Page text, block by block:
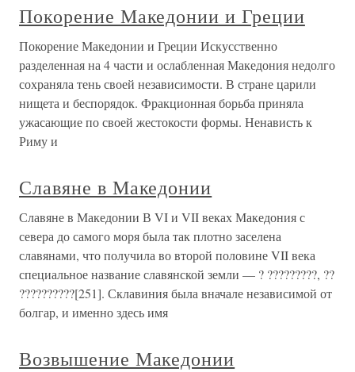
Покорение Македонии и Греции
Покорение Македонии и Греции Искусственно
разделенная на 4 части и ослабленная Македония недол­го
сохраняла тень своей независимости. В стране царили
нищета и беспо­рядок. Фракционная борьба приняла
ужасающие по своей жестокости фор­мы. Ненависть к
Риму и
Славяне в Македонии
Славяне в Македонии В VI и VII веках Македония с
севера до самого моря была так плотно заселена
славянами, что получила во второй половине VII века
специальное название славянской земли — ? ?????????, ??
??????????[251]. Склавиния была вначале независимой от
болгар, и именно здесь имя
Возвышение Македонии